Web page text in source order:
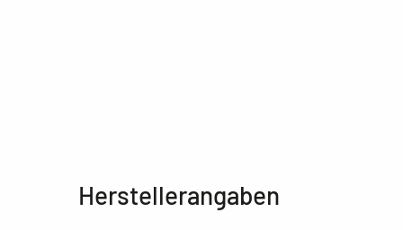
Herstellerangaben